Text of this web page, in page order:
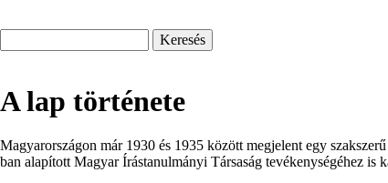
A lap története
Magyarországon már 1930 és 1935 között megjelent egy
ban alapított Magyar Írástanulmányi Társaság tevékenységéhez is